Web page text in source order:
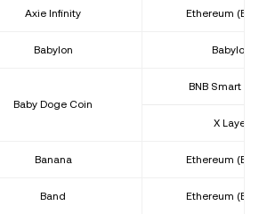
Axie Infinity Ethereum
Babylon Babylon
Baby Doge Coin
BNB Smart
X Layer
Banana Ethereum
Band Ethereum